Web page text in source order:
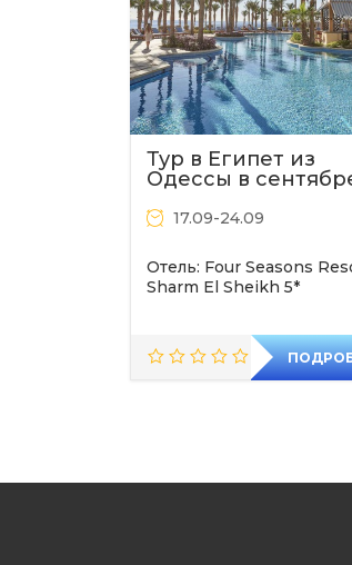
Тур в Египет из
Одессы в
17.09-24.09
Отель: Four Seasons
Sharm El Sheikh 5*
Город вылета : Одесса